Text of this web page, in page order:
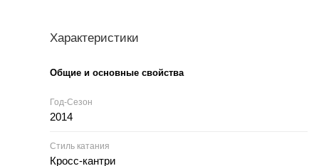
Характеристики
Общие и основные свойства
Год-Сезон
2014
Стиль катания
Кросс-кантри